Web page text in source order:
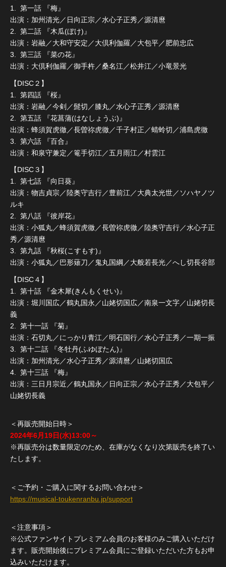
1. 第一話 『梅』
出演：加州清光／日向正宗／水心子正秀／源清麿
2. 第二話 『木瓜(ぼけ)』
出演：岩融／大和守安定／大倶利伽羅／大包平／肥前忠広
3. 第三話 『菜の花』
出演：大倶利伽羅／御手杵／桑名江／松井江／小竜景光
【DISC２】
1. 第四話 『桜』
出演：岩融／今剣／髭切／膝丸／水心子正秀／源清麿
2. 第五話 『花菖蒲(はなしょうぶ)』
出演：蜂須賀虎徹／長曽祢虎徹／千子村正／蜻蛉切／浦島虎徹
3. 第六話 『百合』
出演：和泉守兼定／篭手切江／五月雨江／村雲江
【DISC３】
1. 第七話 『向日葵』
出演：物吉貞宗／陸奥守吉行／豊前江／大典太光世／ソハヤノツ
ルキ
2. 第八話 『彼岸花』
出演：小狐丸／蜂須賀虎徹／長曽祢虎徹／陸奥守吉行／水心子正
秀／源清麿
3. 第九話 『秋桜(こすもす)』
出演：小狐丸／巴形薙刀／鬼丸国綱／大般若長光／へし切長谷部
【DISC４】
1. 第十話 『金木犀(きんもくせい)』
出演：堀川国広／鶴丸国永／山姥切国広／南泉一文字／山姥切長
義
2. 第十一話 『菊』
出演：石切丸／にっかり青江／明石国行／水心子正秀／一期一振
3. 第十二話 『冬牡丹(ふゆぼたん)』
出演：加州清光／水心子正秀／源清麿／山姥切国広
4. 第十三話 『梅』
出演：三日月宗近／鶴丸国永／日向正宗／水心子正秀／大包平／
山姥切長義
＜再販売開始日時＞
2024年6月19日(水)13:00～
※再販売分は数量限定のため、在庫がなくなり次第販売を終了い
たします。
＜ご予約・ご購入に関するお問い合わせ＞
https://musical-toukenranbu.jp/support
＜注意事項＞
※公式ファンサイトプレミアム会員のお客様のみご購入いただけ
ます。販売開始後にプレミアム会員にご登録いただいた方もお申
込みいただけます。